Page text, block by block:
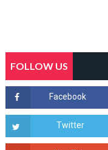
FOLLOW US